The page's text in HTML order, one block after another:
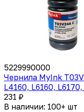
5229990000
Чернила MyInk
L4160, L6160,
231 ₽
В наличии: 100+ шт